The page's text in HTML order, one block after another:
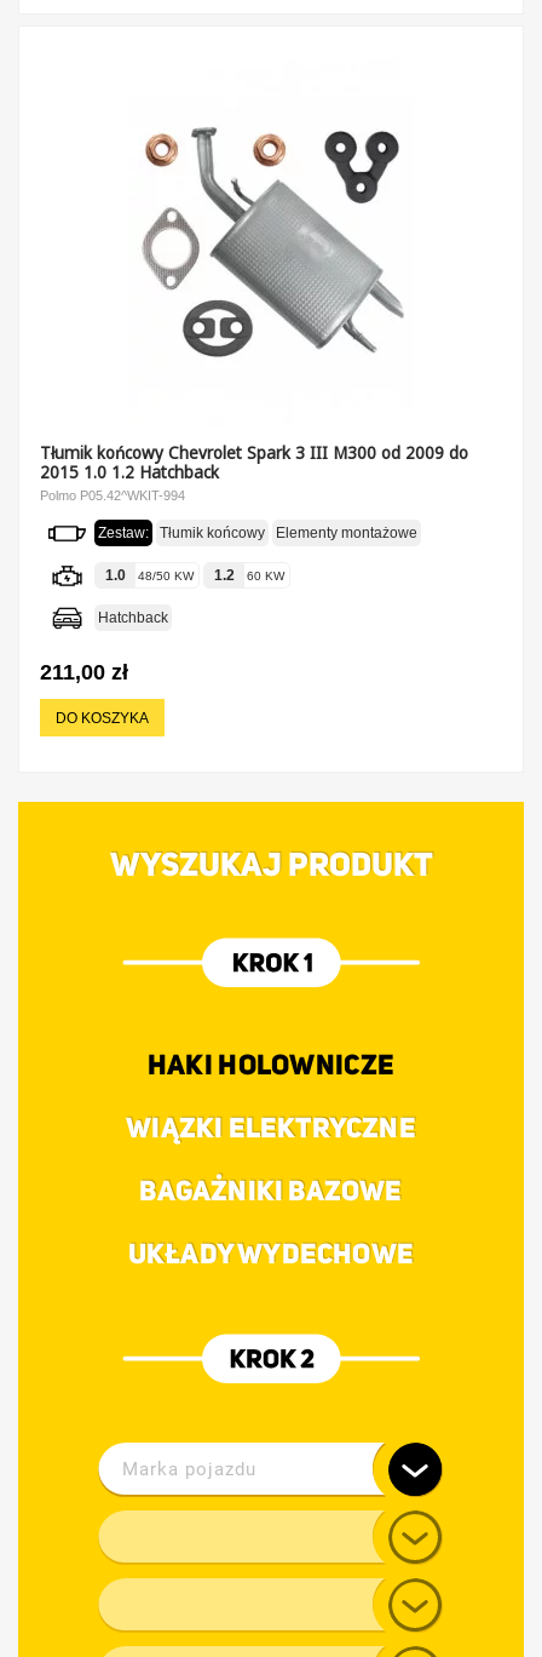
Tłumik końcowy Chevrolet Spark 3 III M300 od 2009 do
2015 1.0 1.2 Hatchback
Polmo P05.42^WKIT-994
Zestaw: Tłumik końcowy Elementy montażowe
1.0 48/50 KW 1.2 60 KW
Hatchback
211,00 zł
DO KOSZYKA
WYSZUKAJ PRODUKT
HAKI HOLOWNICZE
WIĄZKI ELEKTRYCZNE
BAGAŻNIKI BAZOWE
UKŁADY WYDECHOWE
Marka pojazdu
Audi
Chevrolet